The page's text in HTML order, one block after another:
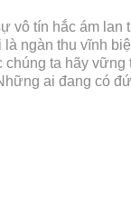
vô tín hắc ám lan
ngàn thu vĩnh
ta hãy vững
ai đang có